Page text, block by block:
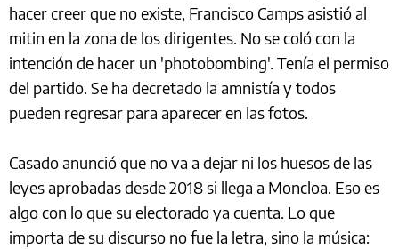
hacer creer que no existe, Francisco Camps asistió al
mitin en la zona de los dirigentes. No se coló con la
intención de hacer un 'photobombing'. Tenía el permiso
del partido. Se ha decretado la amnistía y todos
pueden regresar para aparecer en las fotos.
Casado anunció que no va a dejar ni los huesos de las
leyes aprobadas desde 2018 si llega a Moncloa. Eso es
algo con lo que su electorado ya cuenta. Lo que
importa de su discurso no fue la letra, sino la música: